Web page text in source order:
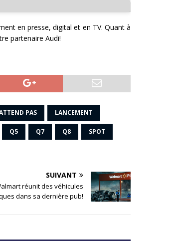
en presse, digital et en TV. Quant à
partenaire Audi!
PAS LANCEMENT
Q5 Q7 Q8 SPOT
SUIVANT
réunit des véhicules
dans sa dernière pub!